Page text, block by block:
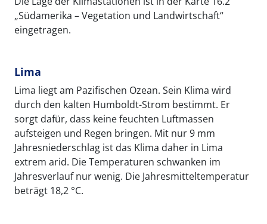
„Südamerika – Vegetation und Landwirtschaft“
eingetragen.
Lima
Lima liegt am Pazifischen Ozean. Sein Klima wird
durch den kalten Humboldt-Strom bestimmt. Er
sorgt dafür, dass keine feuchten Luftmassen
aufsteigen und Regen bringen. Mit nur 9 mm
Jahresniederschlag ist das Klima daher in Lima
extrem arid. Die Temperaturen schwanken im
Jahresverlauf nur wenig. Die Jahresmitteltemperatur
beträgt 18,2 °C.